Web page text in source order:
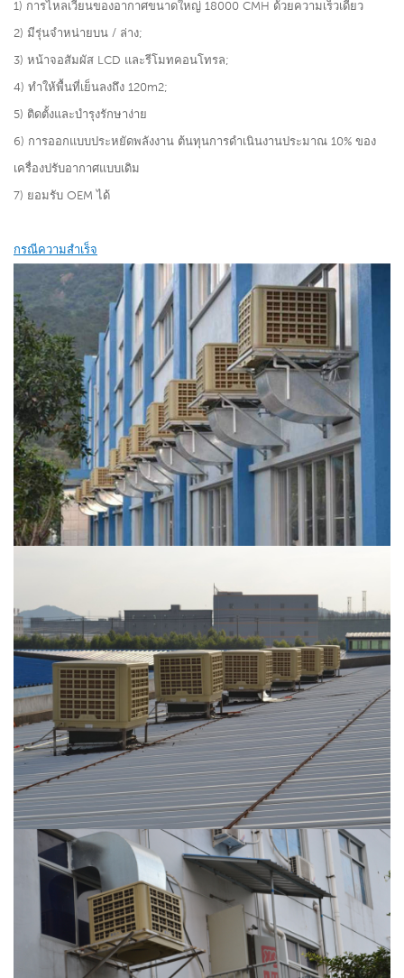
1) การไหลเวียนของอากาศขนาดใหญ่ 18000 CMH ด้วยความเร็วเดียว
2) มีรุ่นจำหน่ายบน / ล่าง;
3) หน้าจอสัมผัส LCD และรีโมทคอนโทรล;
4) ทำให้พื้นที่เย็นลงถึง 120m2;
5) ติดตั้งและบำรุงรักษาง่าย
6) การออกแบบประหยัดพลังงาน ต้นทุนการดำเนินงานประมาณ 10% ของ
เครื่องปรับอากาศแบบเดิม
7) ยอมรับ OEM ได้
กรณีความสำเร็จ